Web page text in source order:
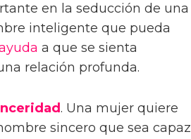
en la seducción de una
inteligente que pueda
a que se sienta
relación profunda.
. Una mujer quiere
sincero que sea capaz